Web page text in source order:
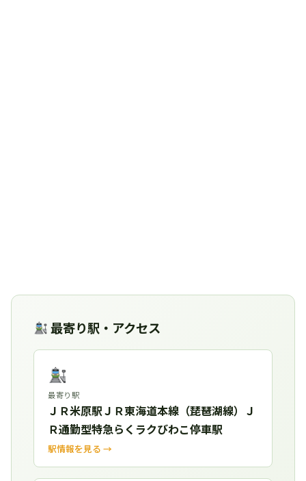
最寄り駅・アクセス
最寄り駅
ＪＲ米原駅ＪＲ東海道本線（琵琶湖線）Ｊ
Ｒ通勤型特急らくラクびわこ停車駅
駅情報を見る →